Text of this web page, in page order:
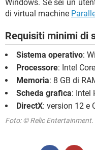
Windows. Se sei un
di virtual machine
Requisiti minimi di
Sistema operativo:
Processore: Intel
Memoria: 8 GB di
Scheda grafica: Intel
DirectX: version 12 e
Foto: © Relic Entertainment.